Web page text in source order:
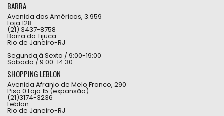
BARRA
Avenida das Américas, 3.959
Loja 128
(21) 3437-8758
Barra da Tijuca
Rio de Janeiro-RJ
Segunda à Sexta / 9:00-19:00
Sábado / 9:00-14:30
SHOPPING LEBLON
Avenida Afranio de Melo Franco, 290
Piso 0 Loja 15 (expansão)
(21)3174-3236
Leblon
Rio de Janeiro-RJ